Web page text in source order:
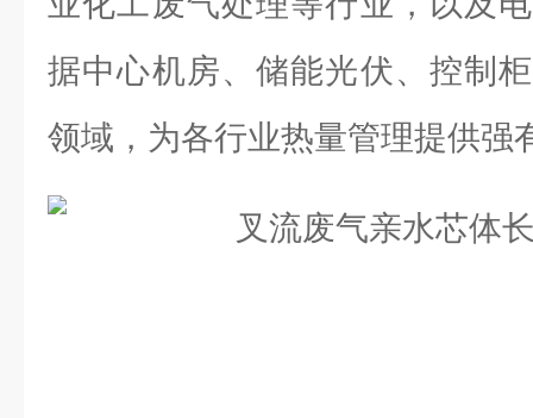
据中心机房、储能光伏、控制
领域，为各行业热量管理提供强